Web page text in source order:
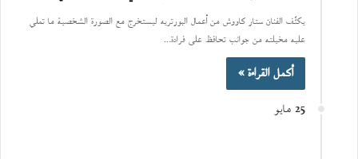
يكثّف الفنان ستار كاووش من أعمال البورتريه ليستخرج مع الصورة الشخصية ما تملي
عليه مخيلته من جوانب تحافظ على فرادة…
أكمل القراءة »
25 مايو